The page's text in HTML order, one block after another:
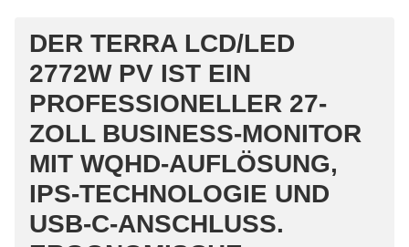
DER TERRA LCD/LED
2772W PV IST EIN
PROFESSIONELLER 27-
ZOLL BUSINESS-MONITOR
MIT WQHD-AUFLÖSUNG,
IPS-TECHNOLOGIE UND
USB-C-ANSCHLUSS.